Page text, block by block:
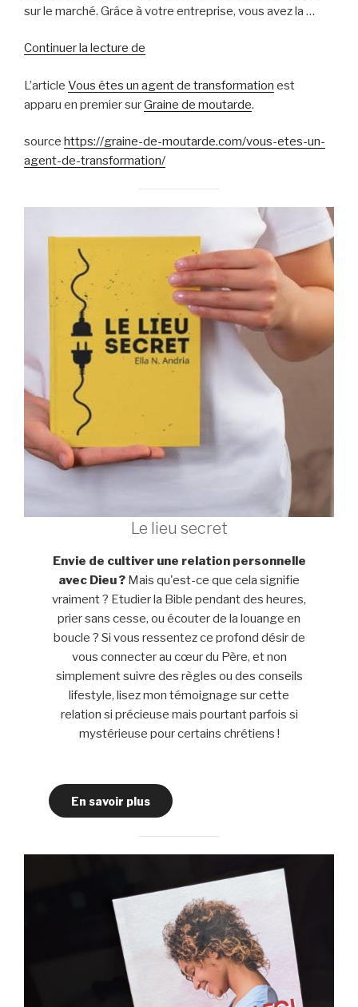
sur le marché. Grâce à votre entreprise, vous avez la …
Continuer la lecture de
un
agent
transformation
L’article Vous êtes un agent de transformation est
apparu en premier surGraine de moutarde.
source https://graine-de-moutarde.com/vous-etes-un-
agent-de-transformation/
Le lieu secret
Envie de cultiver une relation personnelle
avec Dieu ? Mais qu'est-ce que cela signifie
vraiment ? Etudier la Bible pendant des heures,
prier sans cesse, ou écouter de la louange en
boucle ? Si vous ressentez ce profond désir de
vous connecter au cœur du Père, et non
simplement suivre des règles ou des conseils
lifestyle, lisez mon témoignage sur cette
relation si précieuse mais pourtant parfois si
mystérieuse pour certains chrétiens !
En savoir plus